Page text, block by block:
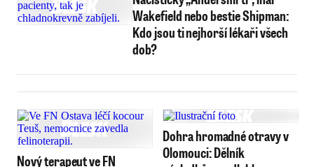
Wakefield nebo bestie Shipman:
Kdo jsou ti nejhorší lékaři všech
dob?
Nový terapeut ve FN
Dohra hromadné otravy v
Olomouci: Dělník